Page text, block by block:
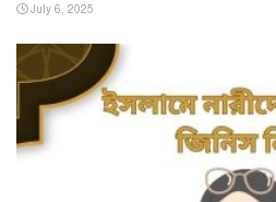
July 6, 2025